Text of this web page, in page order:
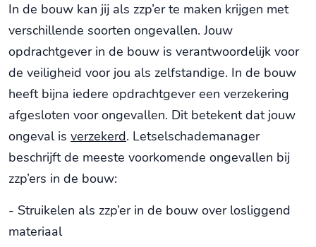
In de bouw kan jij als zzp’er te maken krijgen met
verschillende soorten ongevallen. Jouw
opdrachtgever in de bouw is verantwoordelijk voor
de veiligheid voor jou als zelfstandige. In de bouw
heeft bijna iedere opdrachtgever een verzekering
afgesloten voor ongevallen. Dit betekent dat jouw
ongeval is verzekerd. Letselschademanager
beschrijft de meeste voorkomende ongevallen bij
zzp’ers in de bouw:
- Struikelen als zzp’er in de bouw over losliggend
materiaal